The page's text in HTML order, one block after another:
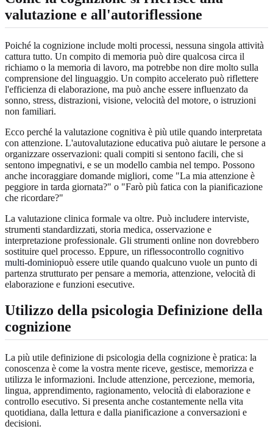
valutazione e all'autoriflessione
Poiché la cognizione include molti processi, nessuna singola attività
cattura tutto. Un compito di memoria può dire qualcosa circa il
richiamo o la memoria di lavoro, ma potrebbe non dire molto sulla
comprensione del linguaggio. Un compito accelerato può riflettere
l'efficienza di elaborazione, ma può anche essere influenzato da
sonno, stress, distrazioni, visione, velocità del motore, o istruzioni
non familiari.
Ecco perché la valutazione cognitiva è più utile quando interpretata
con attenzione. L'autovalutazione educativa può aiutare le persone a
organizzare osservazioni: quali compiti si sentono facili, che si
sentono impegnativi, e se un modello cambia nel tempo. Possono
anche incoraggiare domande migliori, come "La mia attenzione è
peggiore in tarda giornata?" o "Farò più fatica con la pianificazione
che ricordare?"
La valutazione clinica formale va oltre. Può includere interviste,
strumenti standardizzati, storia medica, osservazione e
interpretazione professionale. Gli strumenti online non dovrebbero
sostituire quel processo. Eppure, un riflessocontrollo cognitivo
multi-dominiopuò essere utile quando qualcuno vuole un punto di
partenza strutturato per pensare a memoria, attenzione, velocità di
elaborazione e funzioni esecutive.
Utilizzo della psicologia Definizione della
cognizione
La più utile definizione di psicologia della cognizione è pratica: la
conoscenza è come la vostra mente riceve, gestisce, memorizza e
utilizza le informazioni. Include attenzione, percezione, memoria,
lingua, apprendimento, ragionamento, velocità di elaborazione e
controllo esecutivo. Si presenta anche costantemente nella vita
quotidiana, dalla lettura e dalla pianificazione a conversazioni e
decisioni.